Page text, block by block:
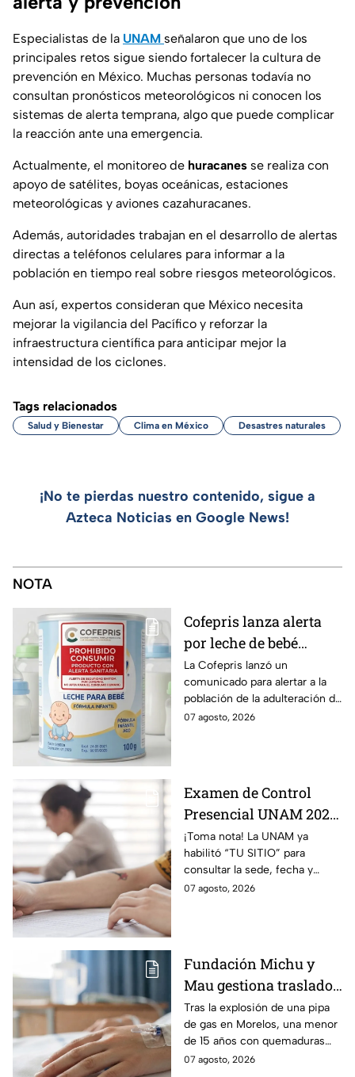
Especialistas de la UNAM señalaron que uno de los
principales retos sigue siendo fortalecer la cultura de
prevención en México. Muchas personas todavía no
consultan pronósticos meteorológicos ni conocen los
sistemas de alerta temprana, algo que puede complicar
la reacción ante una emergencia.
Actualmente, el monitoreo de huracanes se realiza con
apoyo de satélites, boyas oceánicas, estaciones
meteorológicas y aviones cazahuracanes.
Además, autoridades trabajan en el desarrollo de alertas
directas a teléfonos celulares para informar a la
población en tiempo real sobre riesgos meteorológicos.
Aun así, expertos consideran que México necesita
mejorar la vigilancia del Pacífico y reforzar la
infraestructura científica para anticipar mejor la
intensidad de los ciclones.
Tags relacionados
Salud y Bienestar Clima en México Desastres naturales
¡No te pierdas nuestro contenido, sigue a
Azteca Noticias en Google News!
NOTA
Cofepris lanza alerta
por leche de bebé
adulterada: ¿Qué marca
es y cómo identificarla?
La Cofepris lanzó un
comunicado para alertar a la
población de la adulteración de
una leche para bebé.
07 agosto, 2026
Examen de Control
Presencial UNAM 2026:
consulta aquí tu sede,
fecha y horario
¡Toma nota! La UNAM ya
habilitó “TU SITIO” para
consultar la sede, fecha y
horario del Examen Control
07 agosto, 2026
Fundación Michu y
Mau gestiona traslado
a Texas de adolescente
herida en explosión de
una pipa de gas en
Morelos
Tras la explosión de una pipa
de gas en Morelos, una menor
de 15 años con quemaduras
graves será trasladada a
07 agosto, 2026